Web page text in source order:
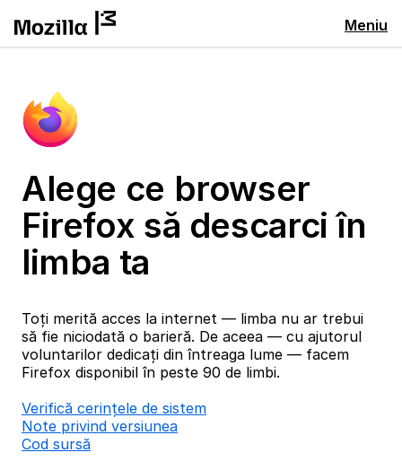
Meniu
Alege ce browser
Firefox să descarci în
limba ta
Toți merită acces la internet — limba nu ar trebui
să fie niciodată o barieră. De aceea — cu ajutorul
voluntarilor dedicați din întreaga lume — facem
Firefox disponibil în peste 90 de limbi.
Verifică cerințele de sistem
Note privind versiunea
Cod sursă